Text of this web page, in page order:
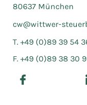
80637 München
cw@wittwer-
T. +49 (0)89 39 54
F. +49 (0)89 38 30